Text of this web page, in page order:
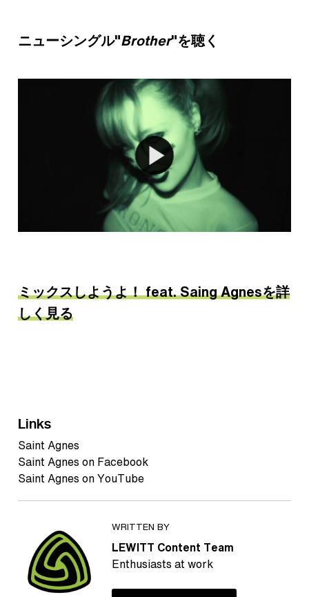
ニューシングル"Brother"を聴く
ミックスしようよ！ feat. Saing Agnesを詳
しく見る
Links
Saint Agnes
Saint Agnes on Facebook
Saint Agnes on YouTube
WRITTEN BY
LEWITT Content Team
Enthusiasts at work